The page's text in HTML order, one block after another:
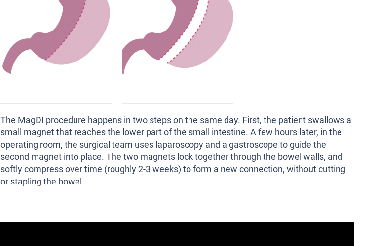
The MagDI procedure happens in two steps on the same day. First, the patient swallows a
small magnet that reaches the lower part of the small intestine. A few hours later, in the
operating room, the surgical team uses laparoscopy and a gastroscope to guide the
second magnet into place. The two magnets lock together through the bowel walls, and
softly compress over time (roughly 2-3 weeks) to form a new connection, without cutting
or stapling the bowel.